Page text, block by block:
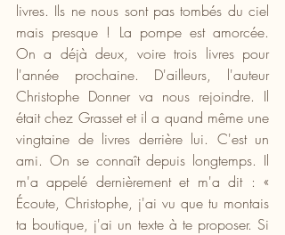
livres. Ils ne nous sont pas tombés du ciel
mais presque ! La pompe est amorcée.
On a déjà deux, voire trois livres pour
l'année prochaine. D'ailleurs, l'auteur
Christophe Donner va nous rejoindre. Il
était chez Grasset et il a quand même une
vingtaine de livres derrière lui. C'est un
ami. On se connaît depuis longtemps. Il
m'a appelé dernièrement et m'a dit : «
Écoute, Christophe, j'ai vu que tu montais
ta boutique, j'ai un texte à te proposer. Si